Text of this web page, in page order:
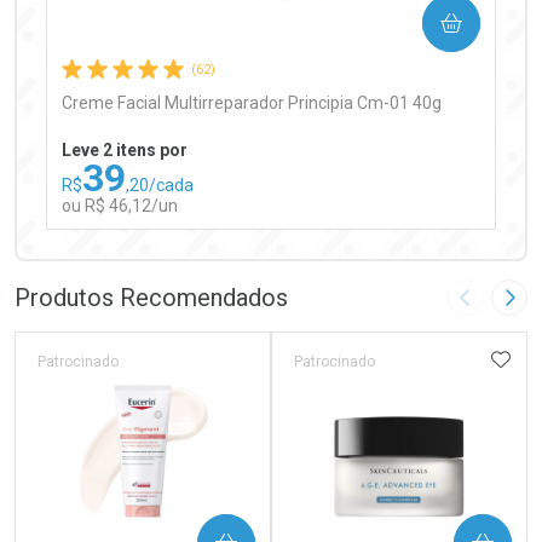
(62)
Creme Facial Multirreparador Principia Cm-01 40g
Leve 2 itens por
R$39,20/cada
ou R$ 46,12/un
COMPRAR
Laboratório
Ativar Desconto
Por Menos
Produtos Recomendados Imagem
Patrocinado Patrocinado